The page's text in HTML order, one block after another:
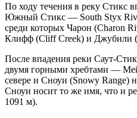
По ходу течения в реку Стикс
Южный Стикс — South Styx
среди которых Чарон (Charon
Клифф (Cliff Creek) и Джубили
После впадения реки Саут-
двумя горными хребтами —
севере и Сноуи (Snowy Range)
Сноуи носит то же имя, что и
1091 м).